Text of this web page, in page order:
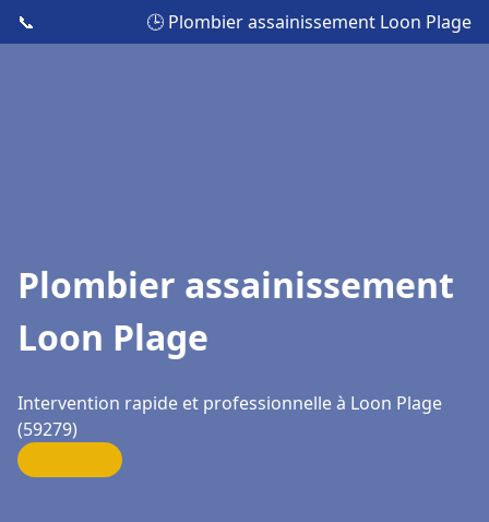
📞 🕒 Plombier assainissement Loon Plage
Plombier assainissement
Loon Plage
Intervention rapide et professionnelle à Loon Plage
(59279)